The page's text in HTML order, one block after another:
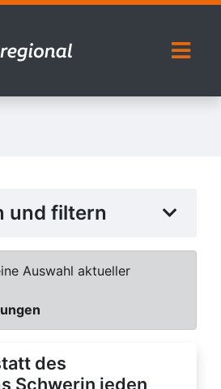
und filtern
Auswahl aktueller
des
Schwerin jeden